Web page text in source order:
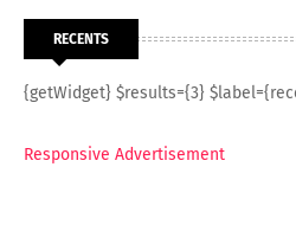
RECENTS
{getWidget} $results={3}
Responsive Advertisement